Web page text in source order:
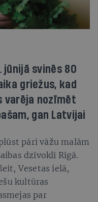
jūnijā svinēs 80
griežus, kad
varēja nozīmēt
gan Latvijai
pāri vāžu malām
dzīvoklī Rīgā.
Vesetas ielā,
kultūras
par